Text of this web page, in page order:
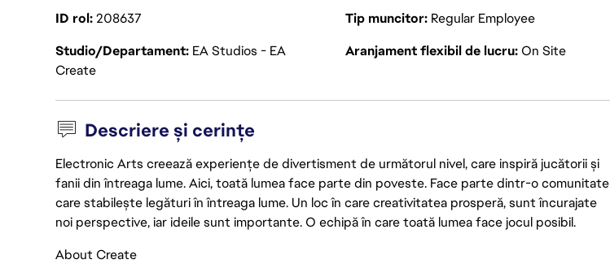
ID rol208637 Tip muncitor Regular Employee
Studio/Departament EA Studios - EA
Create
Aranjament flexibil de lucru On Site
Descriere și cerințe
Electronic Arts creează experiențe de divertisment de următorul nivel, care inspiră jucătorii și
fanii din întreaga lume. Aici, toată lumea face parte din poveste. Face parte dintr-o comunitate
care stabilește legături în întreaga lume. Un loc în care creativitatea prosperă, sunt încurajate
noi perspective, iar ideile sunt importante. O echipă în care toată lumea face jocul posibil.
About Create